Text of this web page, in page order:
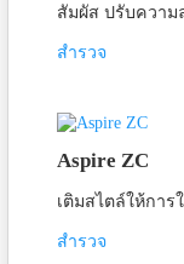
สัมผัส ปรับความ
สำรวจ
Aspire ZC
เติมสไตล์ให้กา
สำรวจ